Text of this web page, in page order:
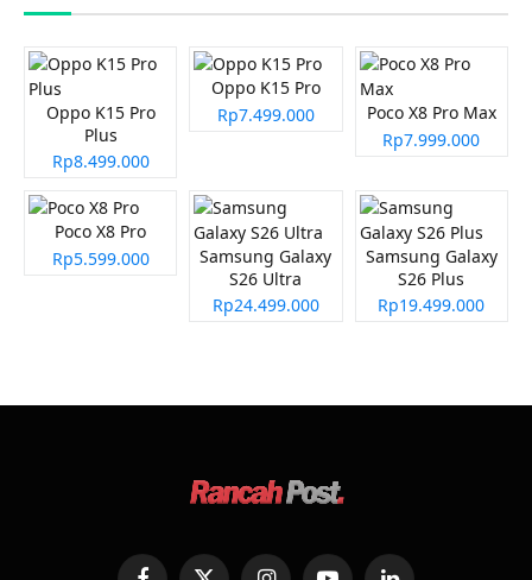
Oppo K15 Pro
Plus
Rp8.499.000
Oppo K15 Pro
Rp7.499.000
Poco X8 Pro Max
Rp7.999.000
Poco X8 Pro
Rp5.599.000
Samsung Galaxy
S26 Ultra
Rp24.499.000
Samsung Galaxy
S26 Plus
Rp19.499.000